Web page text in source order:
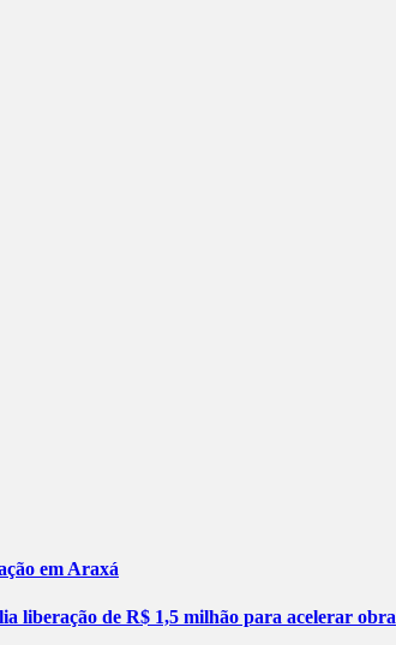
em Araxá
liberação de R$ 1,5 milhão para acelerar obra